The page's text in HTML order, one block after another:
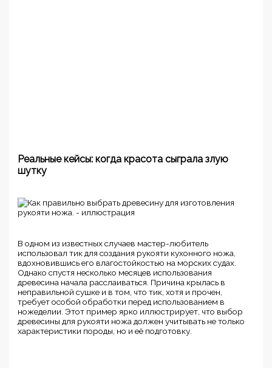
Реальные кейсы: когда красота сыграла злую
шутку
В одном из известных случаев мастер-любитель
использовал тик для создания рукояти кухонного ножа,
вдохновившись его влагостойкостью на морских судах.
Однако спустя несколько месяцев использования
древесина начала расслаиваться. Причина крылась в
неправильной сушке и в том, что тик, хотя и прочен,
требует особой обработки перед использованием в
ножеделии. Этот пример ярко иллюстрирует, что выбор
древесины для рукояти ножа должен учитывать не только
характеристики породы, но и её подготовку.